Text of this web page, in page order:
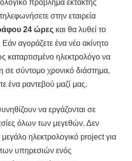
πρόβλημα έκτακτης
στην εταιρεία
24 ώρες και θα λυθεί το
αγοράζετε ένα νέο ακίνητο
καταρτισμένο ηλεκτρολόγο να
σε σύντομο χρονικό διάστημα,
ένα ραντεβού μαζί μας.
να εργάζονται σε
όλων των μεγεθών. Δεν
μεγάλο ηλεκτρολογικό project για
υπηρεσιών ενός